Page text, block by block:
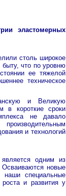
эластомерных
столь широкое
что по уровню
ее тяжелой
техническое
и Великую
в короткие сроки
не давало
и технологий
одним из
Осваиваются новые
наши специальные
и развития у